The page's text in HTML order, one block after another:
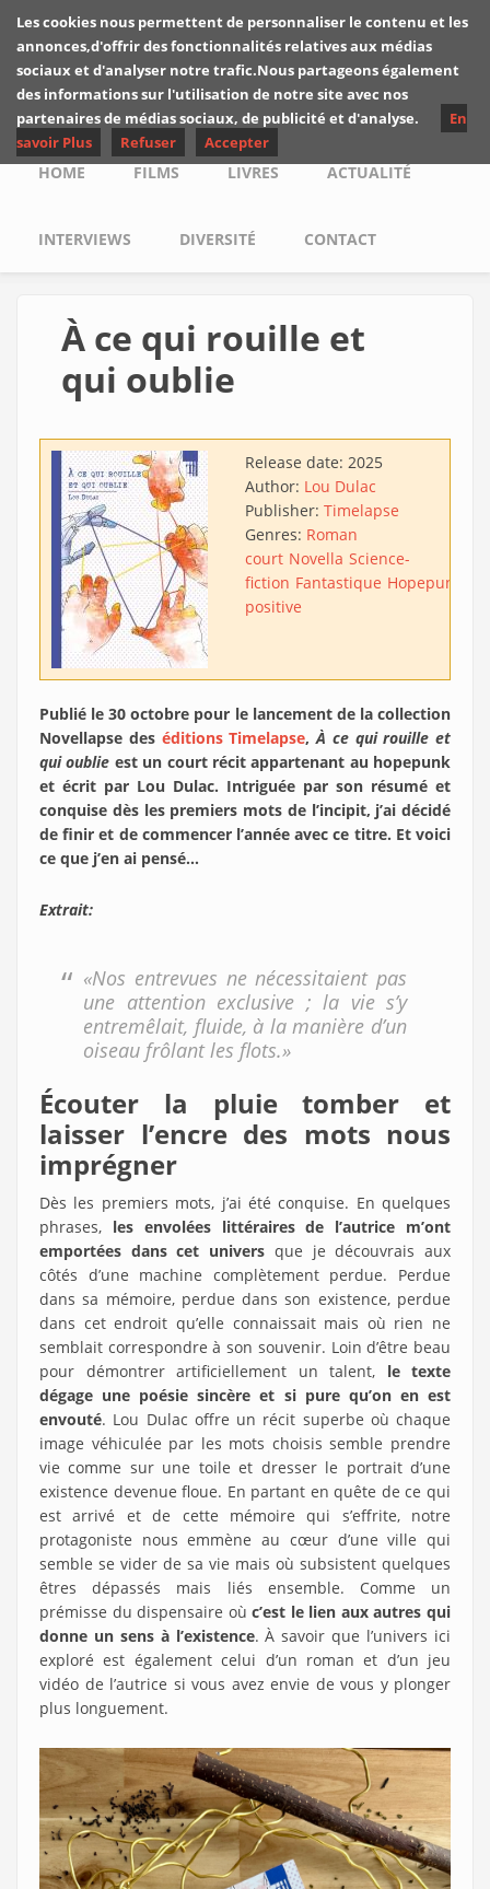
Skip to main content
Les critiques de
Yuyine
Main menu
HOME FILMS LIVRES ACTUALITÉ
INTERVIEWS DIVERSITÉ CONTACT
À ce qui rouille et
qui oublie
Release date: 2025
Author: Lou Dulac
Publisher: Timelapse
Genres: Roman
court Novella Science-
fiction Fantastique Hopepunk
positive
Publié le 30 octobre pour le lancement de la collection
Novellapse des éditions Timelapse,À ce qui rouille et
qui oublie est un court récit appartenant au hopepunk
et écrit par Lou Dulac. Intriguée par son résumé et
conquise dès les premiers mots de l’incipit, j’ai décidé
de finir et de commencer l’année avec ce titre. Et voici
ce que j’en ai pensé…
Extrait:
«Nos entrevues ne nécessitaient pas
une attention exclusive ; la vie s’y
entremêlait, fluide, à la manière d’un
oiseau frôlant les flots.»
Écouter la pluie tomber et
laisser l’encre des mots nous
imprégner
Dès les premiers mots, j’ai été conquise. En quelques
phrases, les envolées littéraires de l’autrice m’ont
emportées dans cet univers que je découvrais aux
côtés d’une machine complètement perdue. Perdue
dans sa mémoire, perdue dans son existence, perdue
dans cet endroit qu’elle connaissait mais où rien ne
semblait correspondre à son souvenir. Loin d’être beau
pour démontrer artificiellement un talent, le texte
dégage une poésie sincère et si pure qu’on en est
envouté. Lou Dulac offre un récit superbe où chaque
image véhiculée par les mots choisis semble prendre
vie comme sur une toile et dresser le portrait d’une
existence devenue floue. En partant en quête de ce qui
est arrivé et de cette mémoire qui s’effrite, notre
protagoniste nous emmène au cœur d’une ville qui
semble se vider de sa vie mais où subsistent quelques
êtres dépassés mais liés ensemble. Comme un
prémisse du dispensaire oùc’est le lien aux autres qui
donne un sens à l’existence. À savoir que l’univers ici
exploré est également celui d’un roman et d’un jeu
vidéo de l’autrice si vous avez envie de vous y plonger
plus longuement.
Les cookies nous permettent de personnaliser le contenu et les
annonces,d'offrir des fonctionnalités relatives aux médias
sociaux et d'analyser notre trafic.Nous partageons également
des informations sur l'utilisation de notre site avec nos
partenaires de médias sociaux, de publicité et d'analyse.
En
savoir Plus
Refuser Accepter